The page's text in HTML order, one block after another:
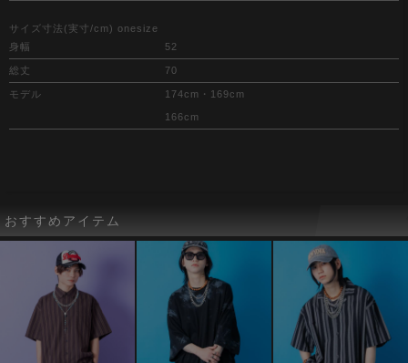
サイズ寸法(実寸/cm) onesize
身幅
52
総丈 70
モデル 174cm・169cm
166cm
おすすめアイテム